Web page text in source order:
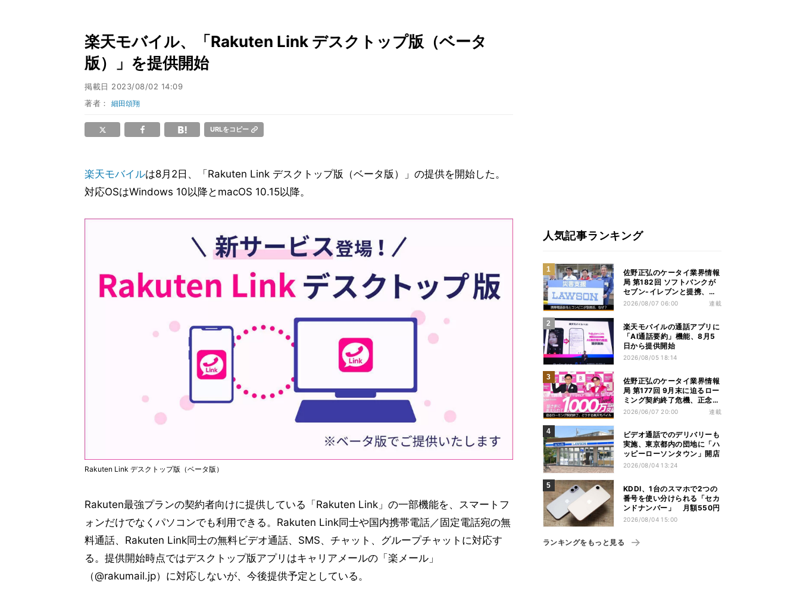
楽天モバイル、「Rakuten Link デスクトップ版（ベータ
版）」を提供開始
掲載日 2023/08/02 14:09
著者：細田頌翔
URLをコピー
楽天モバイルは8月2日、「Rakuten Link デスクトップ版（ベータ版）」の提供を開始した。
対応OSはWindows 10以降とmacOS 10.15以降。
Rakuten Link デスクトップ版（ベータ版）
Rakuten最強プランの契約者向けに提供している「Rakuten Link」の一部機能を、スマートフ
ォンだけでなくパソコンでも利用できる。Rakuten Link同士や国内携帯電話／固定電話宛の無
料通話、Rakuten Link同士の無料ビデオ通話、SMS、チャット、グループチャットに対応す
る。提供開始時点ではデスクトップ版アプリはキャリアメールの「楽メール」
（@rakumail.jp）に対応しないが、今後提供予定としている。
人気記事ランキング
佐野正弘のケータイ業界情報
局 第182回 ソフトバンクが
セブン-イレブンと提携、携
帯電話会社とコンビニが急接
2026/08/07 06:00 連載
楽天モバイルの通話アプリに
「AI通話要約」機能、8月5
日から提供開始
2026/08/05 18:14
佐野正弘のケータイ業界情報
局 第177回 9月末に迫るロー
ミング契約終了危機、正念場
を迎える楽天モバイルはどう
2026/06/07 20:00 連載
ビデオ通話でのデリバリーも
実施、東京都内の団地に「ハ
ッピーローソンタウン」開店
2026/08/04 13:24
KDDI、1台のスマホで2つの
番号を使い分けられる「セカ
ンドナンバー」 月額550円
2026/08/04 15:00
ランキングをもっと見る